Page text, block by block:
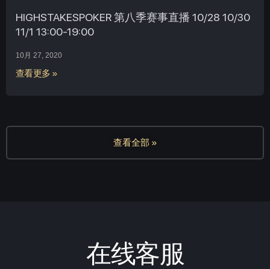
HIGHSTAKESPOKER 第八季赛事直播 10/28 10/30
11/1 13:00-19:00
10月 27, 2020
查看更多 »
查看全部 »
在线客服